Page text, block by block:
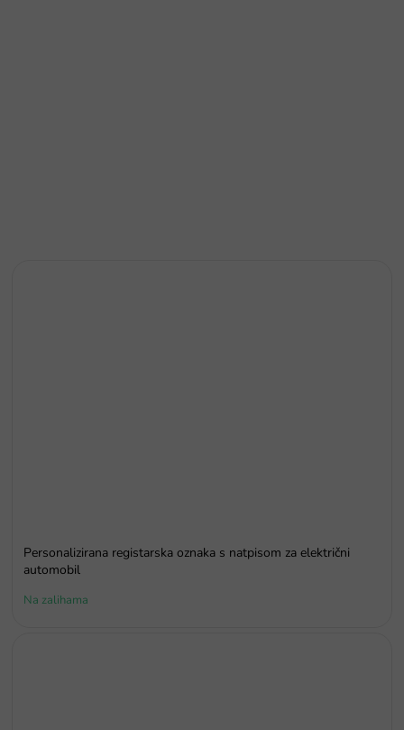
Personalizirana registarska oznaka s natpisom za električni
automobil
Na zalihama